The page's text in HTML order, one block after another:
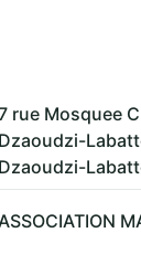
rue Mosquee
Dzaoudzi-
Dzaoudzi-